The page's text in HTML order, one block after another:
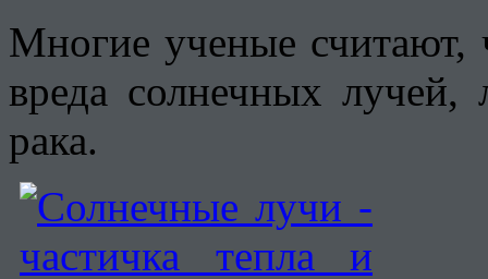
Многие ученые считают,
вреда солнечных
рака.